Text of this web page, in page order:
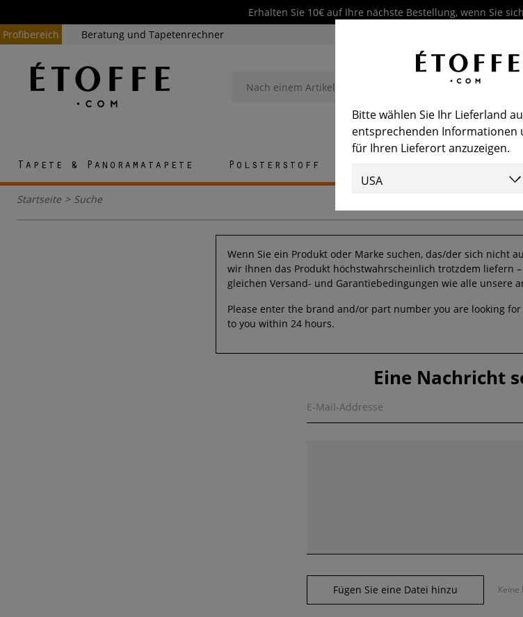
Erhalten Sie 10€ auf Ihre nächste Bestellung, wenn Sie
Profibereich
Beratung und Tapetenrechner
Tapete & Panoramatapete Polsterstoff
Startseite > Suche
Wenn Sie ein Produkt oder Marke suchen, das/der sich nicht
wir Ihnen das Produkt höchstwahrscheinlich trotzdem liefern
gleichen Versand- und Garantiebedingungen wie alle unsere
Please enter the brand and/or part number you are looking
to you within 24 hours.
Eine Nachricht
E-Mail-Addresse
Fügen Sie eine Datei hinzu Keine
Bitte wählen Sie Ihr Lieferland
entsprechenden Informationen
für Ihren Lieferort anzuzeigen.